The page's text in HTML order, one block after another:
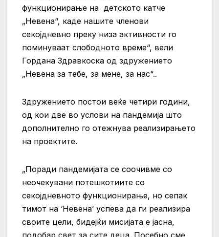
функционирање на детското катче
„Невена“, каде нашите членови
секојдневно преку низа активности го
поминуваат слободното време“, вели
Гордана Здравкоска од здружението
„Невена за тебе, за мене, за нас“..
Здружението постои веќе четири години,
од кои две во услови на пандемија што
дополнително го отежнува реализирањето
на проектите.
„Поради пандемијата се соочивме со
неочекувани потешкотиите со
секојдневното функционирање, но сепак
тимот на ‘Невена’ успева да ги реализира
своите цели, бидејќи мисијата е јасна,
подобар свет за сите деца. Посебно сме